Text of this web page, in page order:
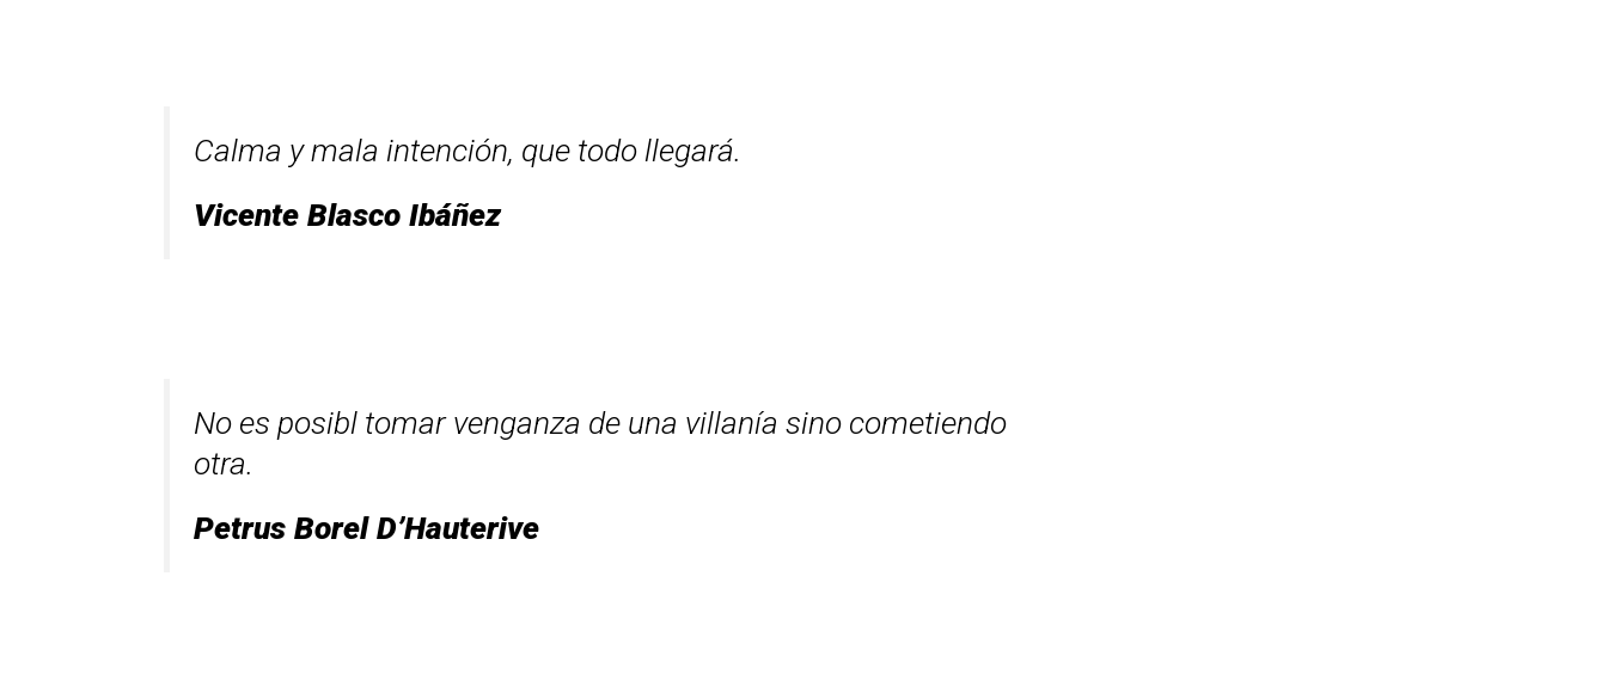
Calma y mala intención, que todo llegará.
Vicente Blasco Ibáñez
No es posibl tomar venganza de una villanía sino cometiendo
otra.
Petrus Borel D’Hauterive